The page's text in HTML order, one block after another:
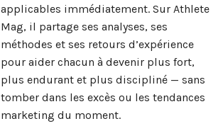
applicables immédiatement. Sur Athlete
Mag, il partage ses analyses, ses
méthodes et ses retours d’expérience
pour aider chacun à devenir plus fort,
plus endurant et plus discipliné — sans
tomber dans les excès ou les tendances
marketing du moment.